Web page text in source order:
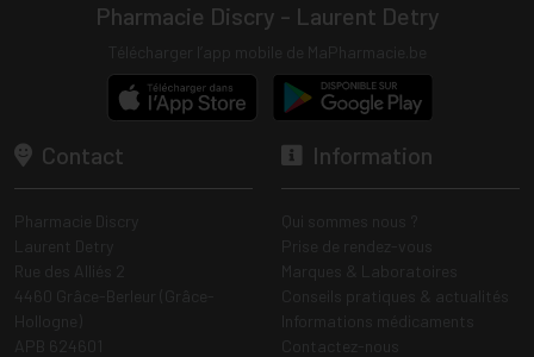
Pharmacie Discry - Laurent Detry
Contact Information